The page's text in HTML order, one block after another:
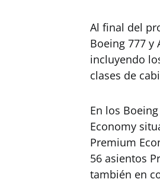
Al final del
Boeing 777 y
incluyendo
clases de
En los
Economy
Premium
56 asientos
también en